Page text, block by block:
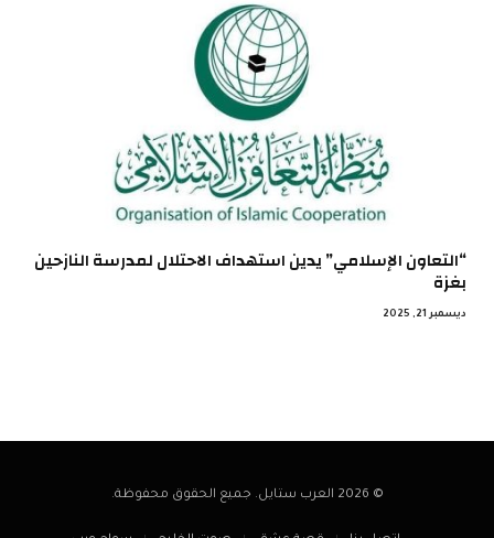
“التعاون الإسلامي” يدين استهداف الاحتلال لمدرسة النازحين
بغزة
ديسمبر 21, 2025
© 2026 العرب ستايل. جميع الحقوق محفوظة.